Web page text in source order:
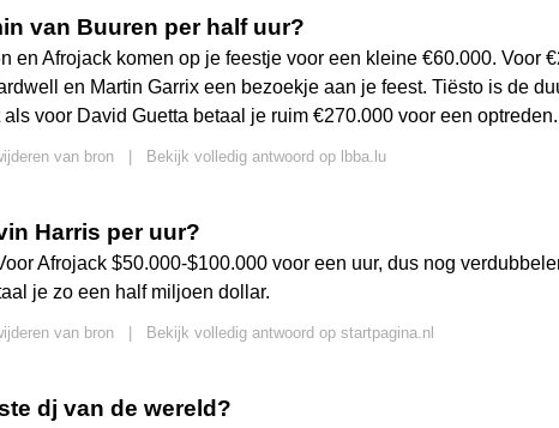
van Buuren per half uur?
en Afrojack komen op je feestje voor een kleine €60.000. Voor
en Martin Garrix een bezoekje aan je feest. Tiësto is de
als voor David Guetta betaal je ruim €270.000 voor een optreden.
van bron Bekijk volledig antwoord op lbba.lu
Harris per uur?
Afrojack $50.000-$100.000 voor een uur, dus nog
je zo een half miljoen dollar.
van bron Bekijk volledig antwoord op startpagina.nl
dj van de wereld?